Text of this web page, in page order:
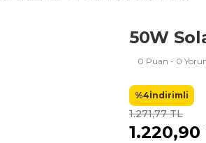
50W
0 Puan - 0
%4İndirimli
1.271,77 TL
1.220,90